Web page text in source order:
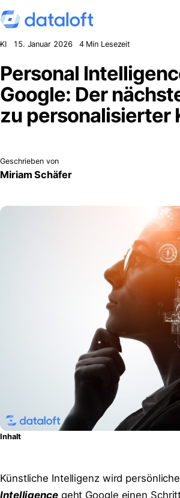
Zum Inhalt springen
KI 15. Januar 2026 4 Min Lesezeit
Personal
Google: Der
zu personalisierter
Geschrieben von
Miriam Schäfer
Inhalt
Künstliche Intelligenz wird
Intelligencegeht Google einen